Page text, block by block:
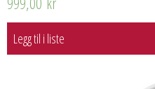
Legg til i liste